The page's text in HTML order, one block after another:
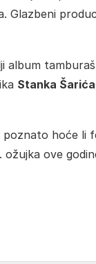
Glazbeni
album
Stanka Šarića
hoće li
ožujka ove